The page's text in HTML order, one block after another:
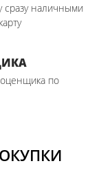
наличными
по